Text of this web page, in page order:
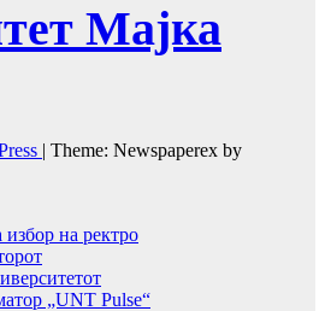
Мајка
| Theme: Newspaperex by
на ректро
„UNT Pulse“